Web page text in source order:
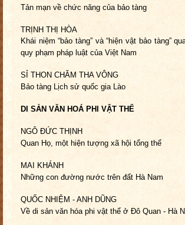
Tản mạn về chức năng của bảo tàng
TRỊNH THỊ HÒA
Khái niệm “bảo tàng” và “hiện vật bảo tàng”
quy phạm pháp luật của Việt Nam
SỈ THON CHĂM THA VÔNG
Bảo tàng Lịch sử quốc gia Lào
DI SẢN VĂN HOÁ PHI VẬT THỂ
NGÔ ĐỨC THỊNH
Quan Họ, một hiện tượng xã hội tổng thể
MAI KHÁNH
Những con đường nước trên đất Hà Nam
QUỐC NHIỆM - ANH DŨNG
Về di sản văn hóa phi vật thể ở Đô Quan - Hà